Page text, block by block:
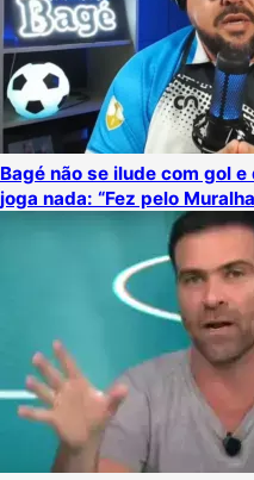
Bagé não se ilude com gol
joga nada: “Fez pelo